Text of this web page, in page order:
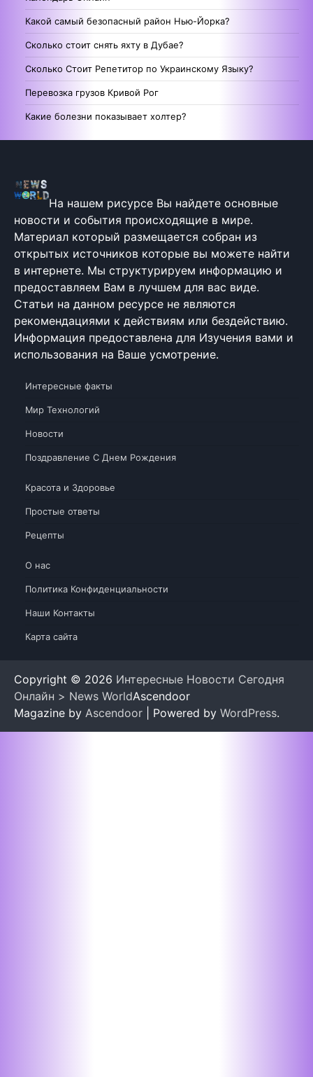
Какой самый безопасный район Нью-Йорка?
Сколько стоит снять яхту в Дубае?
Сколько Стоит Репетитор по Украинскому Языку?
Перевозка грузов Кривой Рог
Какие болезни показывает холтер?
На нашем рисурсе Вы найдете основные
новости и события происходящие в мире.
Материал который размещается собран из
открытых источников которые вы можете найти
в интернете. Мы структурируем информацию и
предоставляем Вам в лучшем для вас виде.
Статьи на данном ресурсе не являются
рекомендациями к действиям или бездействию.
Информация предоставлена для Изучения вами и
использования на Ваше усмотрение.
Интересные факты
Мир Технологий
Новости
Поздравление С Днем Рождения
Красота и Здоровье
Простые ответы
Рецепты
О нас
Политика Конфиденциальности
Наши Контакты
Карта сайта
Copyright © 2026 Интересные Новости Сегодня
Онлайн > News WorldAscendoor
Magazine by Ascendoor | Powered by WordPress.